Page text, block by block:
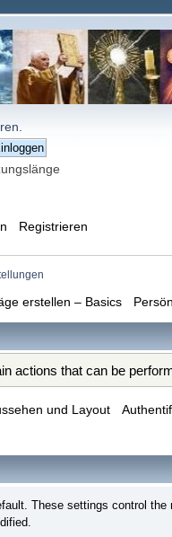
Registrieren
erstellen – Basics
actions that can be
und Layout
These settings control